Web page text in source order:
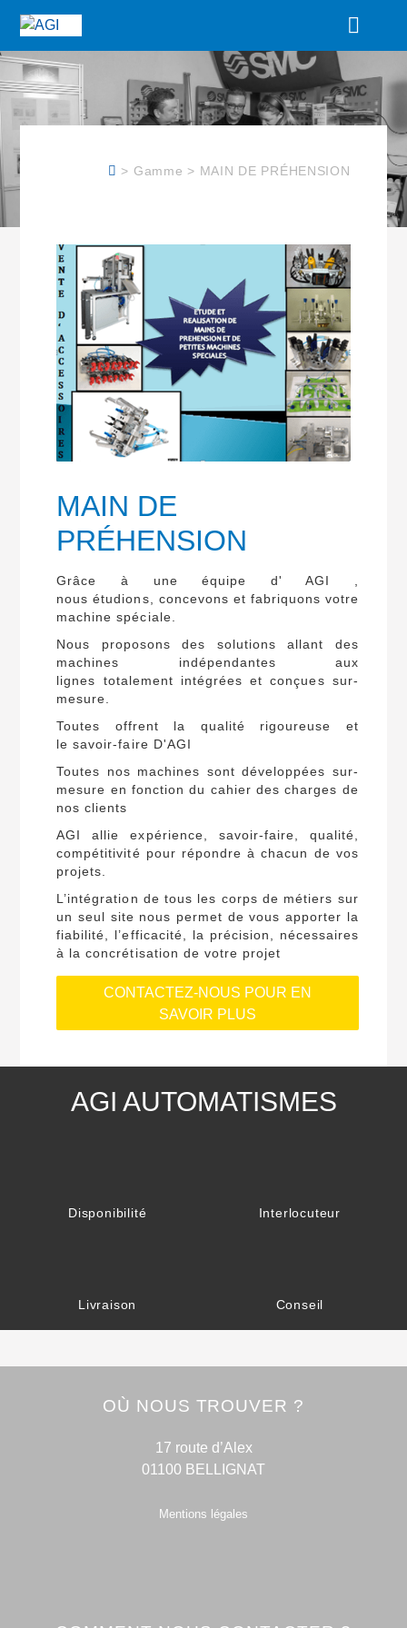
> Gamme > MAIN DE PRÉHENSION
MAIN DE
PRÉHENSION
Grâce à une équipe d' AGI ,
nous étudions, concevons et fabriquons votre
machine spéciale.
Nous proposons des solutions allant des
machines indépendantes aux
lignes totalement intégrées et conçues sur-
mesure.
Toutes offrent la qualité rigoureuse et
le savoir-faire D'AGI
Toutes nos machines sont développées sur-
mesure en fonction du cahier des charges de
nos clients
AGI allie expérience, savoir-faire, qualité,
compétitivité pour répondre à chacun de vos
projets.
L’intégration de tous les corps de métiers sur
un seul site nous permet de vous apporter la
fiabilité, l’efficacité, la précision, nécessaires
à la concrétisation de votre projet
CONTACTEZ-NOUS POUR EN
SAVOIR PLUS
AGI AUTOMATISMES
Disponibilité Interlocuteur
Livraison Conseil
OÙ NOUS TROUVER ?
17 route d’Alex
01100 BELLIGNAT
Mentions légales